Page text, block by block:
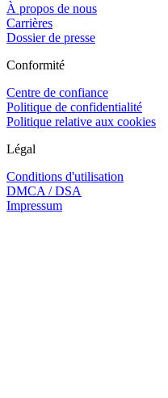
À propos de nous
Carrières
Dossier de presse
Conformité
Centre de confiance
Politique de confidentialité
Politique relative aux cookies
Légal
Conditions d'utilisation
DMCA / DSA
Impressum